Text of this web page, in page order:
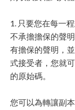
1. 只要您在每一
不承擔擔保的聲
有擔保的聲明，
式接受者，您就
的原始碼。
您可以為轉讓副